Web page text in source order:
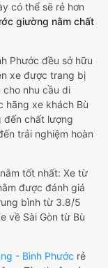
có thể sẽ rẻ hơn
giường nằm chất
Phước đều sở hữu
xe được trang bị
nhu cầu di
hãng xe khách Bù
đến chất lượng
trải nghiệm hoàn
tốt nhất: Xe từ
được đánh giá
bình từ 3.8/5
về Sài Gòn từ Bù
- Bình Phước rẻ